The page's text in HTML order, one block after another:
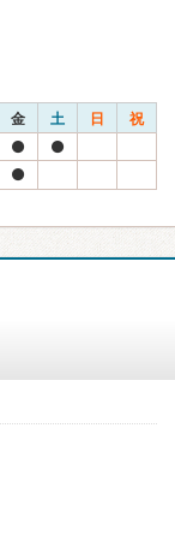
金 土 日 祝